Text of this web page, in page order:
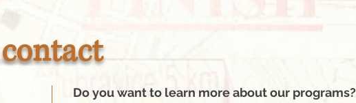
contact
Do you want to learn more about our programs?